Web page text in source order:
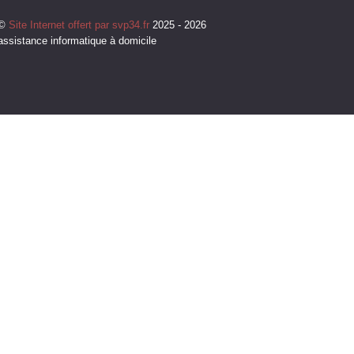
Site Internet offert par svp34.fr2025 - 2026
informatique à domicile